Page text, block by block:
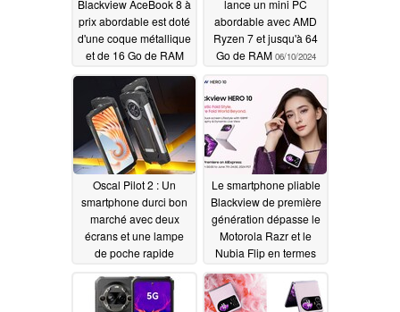
Blackview AceBook 8 à
prix abordable est doté
d'une coque métallique
et de 16 Go de RAM
07/07/2024
lance un mini PC
abordable avec AMD
Ryzen 7 et jusqu'à 64
Go de RAM 06/10/2024
Oscal Pilot 2 : Un
smartphone durci bon
marché avec deux
écrans et une lampe
de poche rapide
Le smartphone pliable
Blackview de première
génération dépasse le
Motorola Razr et le
Nubia Flip en termes
05/21/2024